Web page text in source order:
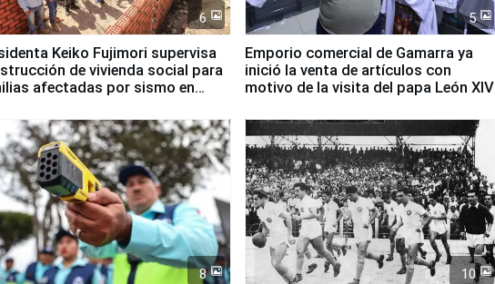
6
Keiko Fujimori supervisa
de vivienda social para
afectadas por sismo en
5
Emporio comercial de Gamarra ya
inició la venta de artículos con
motivo de la visita del papa León XIV
8 10